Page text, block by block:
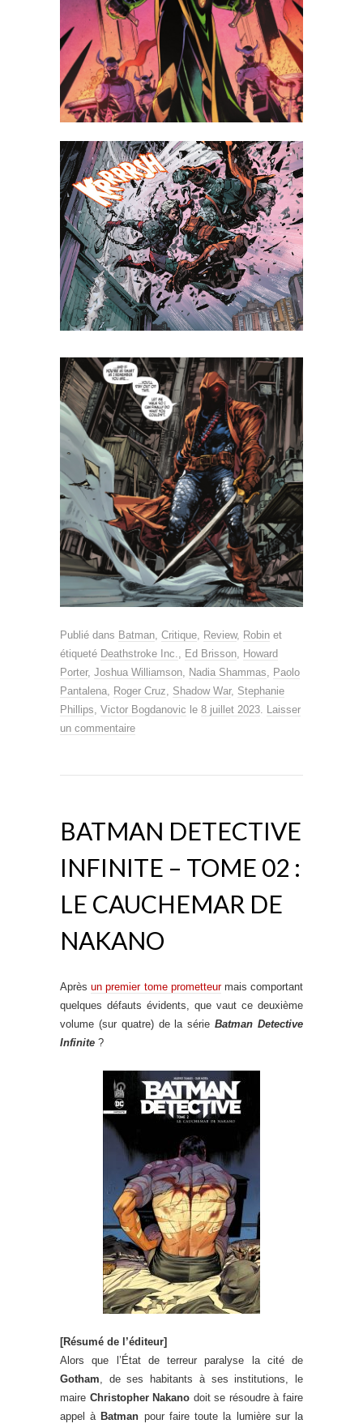
Publié dans Batman Critique Review, Robin et
étiqueté Deathstroke Inc. Ed Brisson Howard
Porter, Joshua Williamson Nadia Shammas
Paolo
Pantalena Roger Cruz Shadow War, Stephanie
Phillips Victor Bogdanovic le 8 juillet 2023 Laisser
un commentaire
BATMAN DETECTIVE
INFINITE – TOME 02 :
LE CAUCHEMAR DE
NAKANO
Aprèsun premier tome prometteurmais comportant
quelques défauts évidents, que vaut ce deuxième
volume (sur quatre) de la sérieBatman Detective
Infinite ?
[Résumé de l’éditeur]
Alors que l’État de terreur paralyse la cité de
Gotham , de ses habitants à ses institutions, le
maire Christopher Nakano doit se résoudre à faire
appel àBatman pour faire toute la lumière sur la